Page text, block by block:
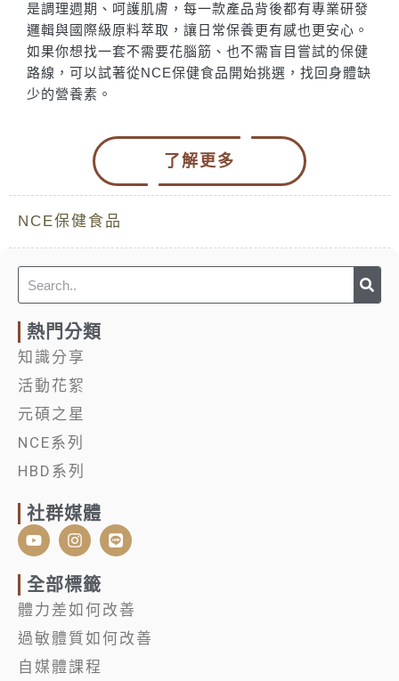
是調理週期、呵護肌膚，每一款產品背後都有專業研發
邏輯與國際級原料萃取，讓日常保養更有感也更安心。
如果你想找一套不需要花腦筋、也不需盲目嘗試的保健
路線，可以試著從NCE保健食品開始挑選，找回身體缺
少的營養素。
了解更多
NCE保健食品
Search
熱門分類
知識分享
活動花絮
元碩之星
NCE系列
HBD系列
社群媒體
Y
o
t
u
b
e
I
n
t
a
g
r
a
m
L
i
全部標籤
體力差如何改善
過敏體質如何改善
自媒體課程